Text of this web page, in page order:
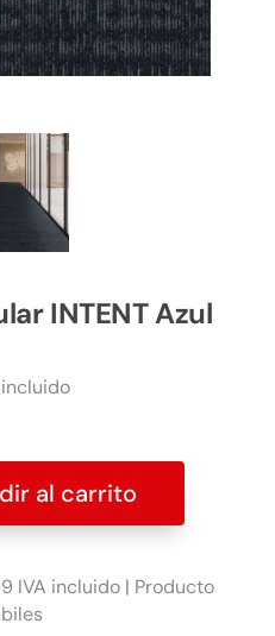
INTENT Azul
incluido
al carrito
IVA incluido | Producto